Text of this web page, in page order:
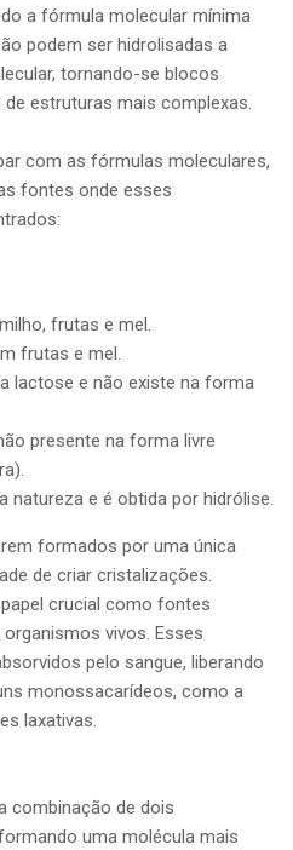
a fórmula molecular mínima
podem ser hidrolisadas a
tornando-se blocos
estruturas mais complexas.
com as fórmulas moleculares,
fontes onde esses
frutas e mel.
frutas e mel.
lactose e não existe na forma
presente na forma livre
natureza e é obtida por hidrólise.
formados por uma única
de criar cristalizações.
crucial como fontes
vivos. Esses
pelo sangue, liberando
monossacarídeos, como a
laxativas.
combinação de dois
uma molécula mais